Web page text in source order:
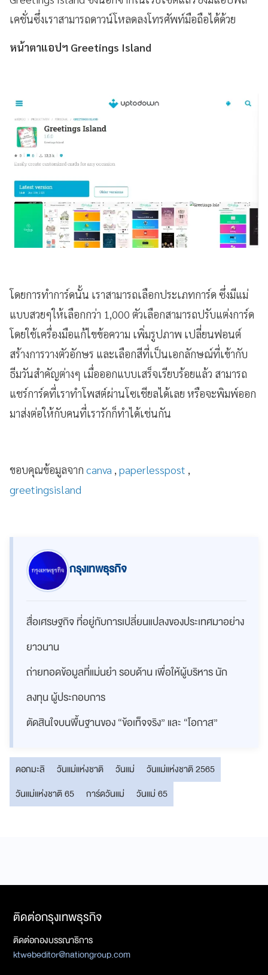
เคชั่นซึ่งเราสามารถดาวน์โหลดลงโทรศัพท์มือถือได้ด้วย
หน้าตาแอปฯ Greetings Island
โดยการทำการ์ดนั้น เราสามารถเลือกประเภทการ์ด ซึ่งมีแม่
แบบสวยๆให้เลือกกว่า 1,000 ตัวเลือกสามารถปรับแต่งการ์ด
โดยใช้เครื่องมือแก้ไขข้อความ เพิ่มรูปภาพ เปลี่ยนฟอนต์
สร้างการวางตัวอักษร และเลือกสีที่เป็นเอกลักษณ์ที่เข้ากับ
ธีมวันสำคัญต่างๆ เมื่อออกแบบเสร็จเรียบร้อยแล้ว สามารถ
แชร์การ์ดที่เราทำโพสต์ผ่านโซเชียลได้เลย หรือจะพิมพ์ออก
มาส่งต่อให้กับคนที่เรารักก็ทำได้เช่นกัน
ขอบคุณข้อมูลจาก canva , paperlesspost ,
greetingsisland
กรุงเทพธุรกิจ
สื่อเศรษฐกิจ ที่อยู่กับการเปลี่ยนแปลงของประเทศมาอย่าง
ยาวนาน
ถ่ายทอดข้อมูลที่แม่นยำ รอบด้าน เพื่อให้ผู้บริหาร นัก
ลงทุน ผู้ประกอบการ
ตัดสินใจบนพื้นฐานของ “ข้อเท็จจริง” และ “โอกาส”
ดอกมะลิ วันแม่แห่งชาติ วันแม่
วันแม่แห่งชาติ 2565
วันแม่แห่งชาติ 65
การ์ดวันแม่ วันแม่ 65
ติดต่อกรุงเทพธุรกิจ
ติดต่อกองบรรณาธิการ
ktwebeditor@nationgroup.com